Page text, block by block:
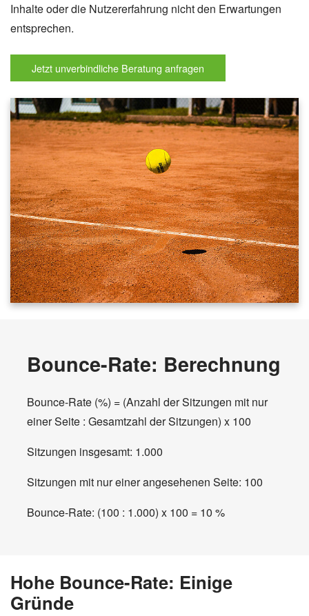
Inhalte oder die Nutzererfahrung nicht den Erwartungen
entsprechen.
Jetzt unverbindliche Beratung anfragen
Bounce-Rate: Berechnung
Bounce-Rate (%) = (Anzahl der Sitzungen mit nur
einer Seite : Gesamtzahl der Sitzungen) x 100
Sitzungen insgesamt: 1.000
Sitzungen mit nur einer angesehenen Seite: 100
Bounce-Rate: (100 : 1.000) x 100 = 10 %
Hohe Bounce-Rate: Einige
Gründe